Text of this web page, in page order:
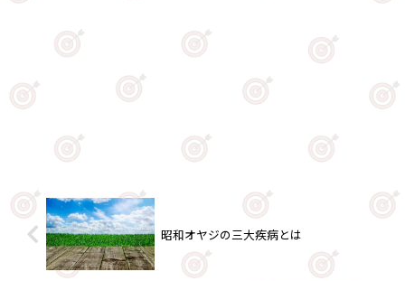
昭和オヤジの三大疾病とは